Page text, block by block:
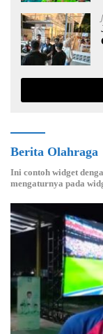
Berita Olahraga
Ini contoh widget
mengaturnya pada